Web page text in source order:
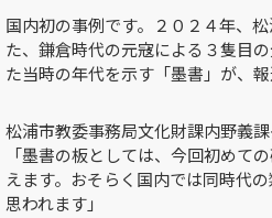
国内初の事例です。２０２４年、
た、鎌倉時代の元寇による３隻目
た当時の年代を示す「墨書」が、
松浦市教委事務局文化財課内野義課
「墨書の板としては、今回初めて
えます。おそらく国内では同時代
思われます」